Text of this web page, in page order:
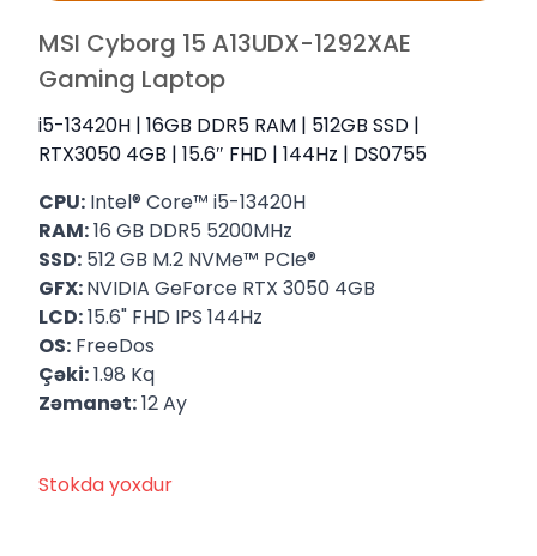
MSI Cyborg 15 A13UDX-1292XAE
Gaming Laptop
i5-13420H | 16GB DDR5 RAM | 512GB SSD |
RTX3050 4GB | 15.6″ FHD | 144Hz | DS0755
CPU: Intel® Core™ i5-13420H
RAM:16 GB DDR5 5200MHz
SSD: 512 GB M.2 NVMe™ PCIe®
GFX:NVIDIA GeForce RTX 3050 4GB
LCD:15.6" FHD IPS 144Hz
OS: FreeDos
Çəki:1.98 Kq
Zəmanət:12 Ay
Stokda yoxdur